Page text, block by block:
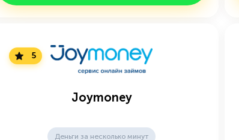
5
Joymoney
Деньги за несколько минут